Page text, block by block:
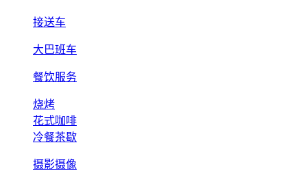
接送车
大巴班车
餐饮服务
烧烤
花式咖啡
冷餐茶歇
摄影摄像